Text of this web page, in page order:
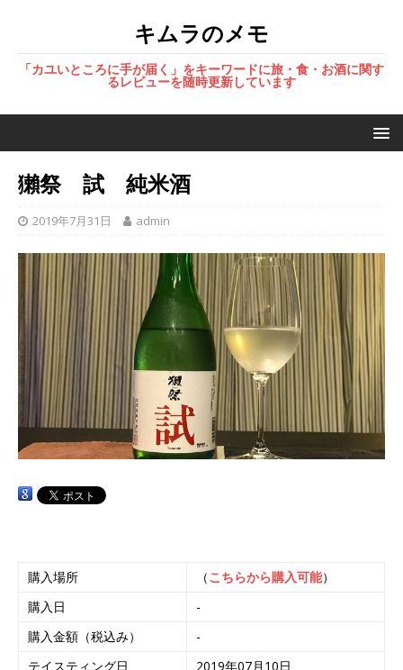
キムラのメモ
「カユいところに手が届く」をキーワードに旅・食・お酒に関す
るレビューを随時更新しています
獺祭 試 純米酒
2019年7月31日 admin
購入場所 （こちらから購入可能）
購入日
-
購入金額（税込み）
-
テイスティング日
2019年07月10日